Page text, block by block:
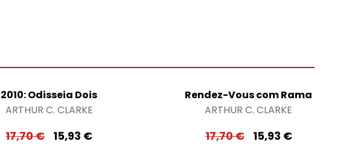
2010: Odisseia Dois
ARTHUR C. CLARKE
17,70€ 15,93 €
Rendez-Vous com Rama
ARTHUR C. CLARKE
17,70€ 15,93 €